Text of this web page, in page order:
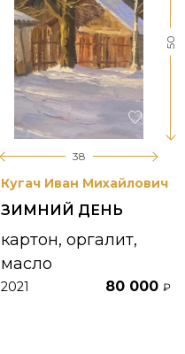
38
50
Кугач Иван Михайлович
ЗИМНИЙ ДЕНЬ
картон, оргалит,
масло
2021 80 000 ₽